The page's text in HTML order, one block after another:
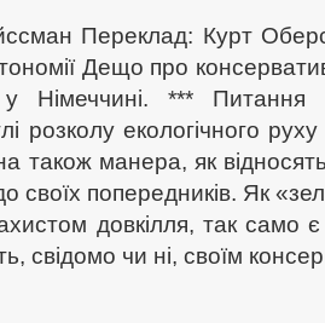
Переклад: Курт
Дещо про
у Німеччині. *** Питання
розколу екологічного
також манера, як
своїх попередників. Як
довкілля, так само є
свідомо чи ні, своїм